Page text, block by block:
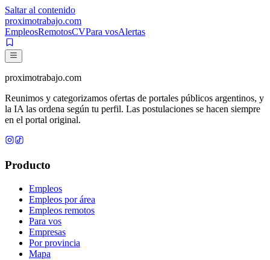
Saltar al contenido
proximotrabajo.com
EmpleosRemotosCVPara vosAlertas
proximotrabajo.com
Reunimos y categorizamos ofertas de portales públicos argentinos, y
la IA las ordena según tu perfil. Las postulaciones se hacen siempre
en el portal original.
Producto
Empleos
Empleos por área
Empleos remotos
Para vos
Empresas
Por provincia
Mapa